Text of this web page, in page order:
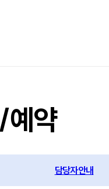
예약
담당자안내